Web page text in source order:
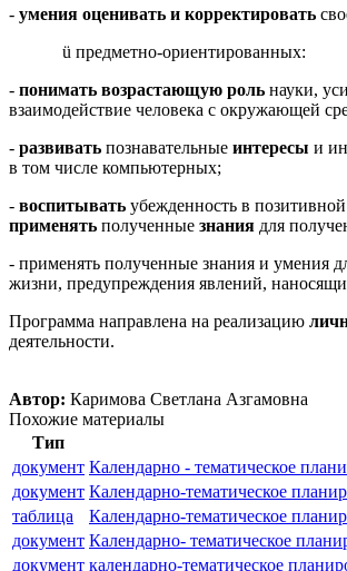
- умения оценивать и корректировать
ü предметно-ориентированных:
- понимать возрастающую роль науки,
взаимодействие человека с окружающей
- развивать познавательные интересы и
в том числе компьютерных;
- воспитывать убежденность в
применять полученные знания для
- применять полученные знания и умения
жизни, предупреждения явлений,
Программа направлена на реализацию
деятельности.
Автор: Каримова Светлана Азгамовна
Похожие материалы
Тип
документ Календарно - тематическое
документ Календарно-тематическое
таблица
Календарно-тематическое
документ Календарно- тематическое
документ календарно-тематическое